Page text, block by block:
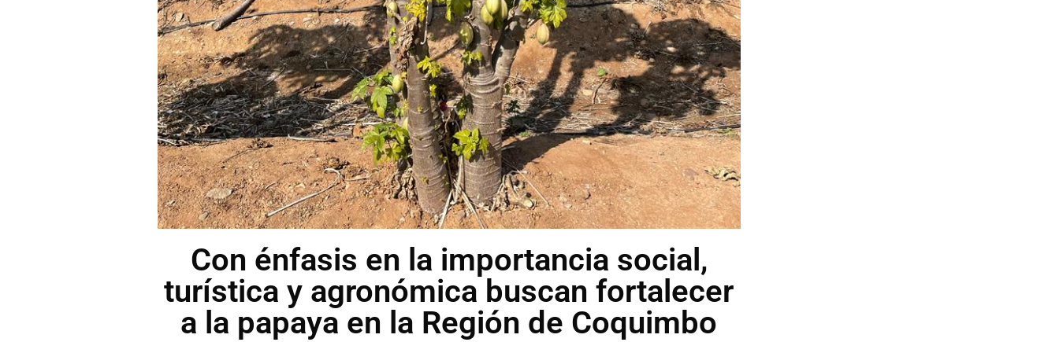
Con énfasis en la importancia social,
turística y agronómica buscan fortalecer
a la papaya en la Región de Coquimbo